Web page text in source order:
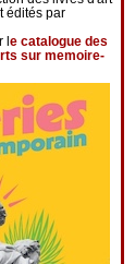
édités par
e catalogue des
sur memoire-